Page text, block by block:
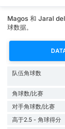
Magos 和 Jaral
球数据。
队伍角球数
角球数/比赛
对手角球数/比赛
高于2.5 - 角球得分